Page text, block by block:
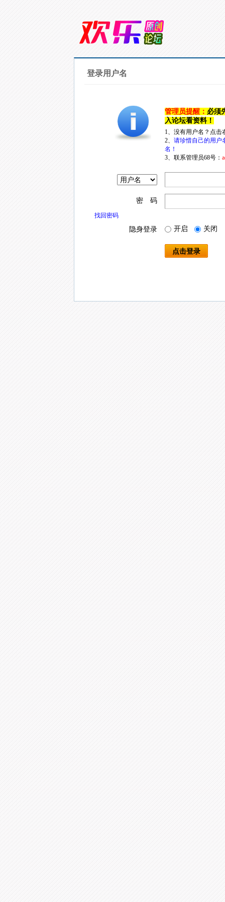
登录用户名
管理员提醒： 必须
入论坛看资料！
1、没有用户名？点
2、 请珍惜自己的用户
名！
3、联系管理员68号：
密 码
找回密码
隐身登录 开启 关闭
点击登录